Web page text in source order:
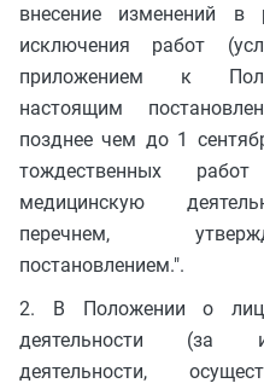
внесение изменений в
исключения работ
приложением к
настоящим
позднее чем до 1
тождественных
медицинскую
перечнем,
постановлением.".
2. В Положении о
деятельности (за
деятельности,